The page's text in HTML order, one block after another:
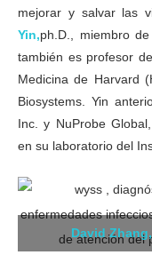
mejorar y salvar las
Yin,ph.D., miembro
también es profesor
Medicina de Harvard
Biosystems. Yin
Inc. y NuProbe
en su laboratorio del
David Zhang,